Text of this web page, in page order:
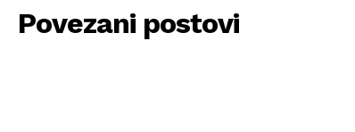
Povezani postovi